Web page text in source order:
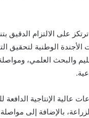
على الالتزام الدقيق
الوطنية لتحقيق
والتعليم والبحث العلمي،
الإنتاجية الدافعة
بالإضافة إلى مواصلة